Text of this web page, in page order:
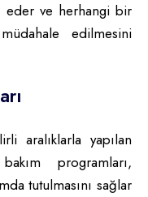
eder ve herhangi bir
edilmesini
aralıklarla yapılan
programları,
tutulmasını sağlar